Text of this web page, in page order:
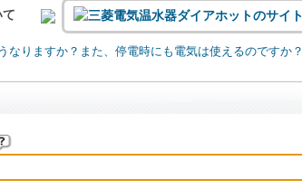
なりますか？また、停電時にも電気は使えるのですか？